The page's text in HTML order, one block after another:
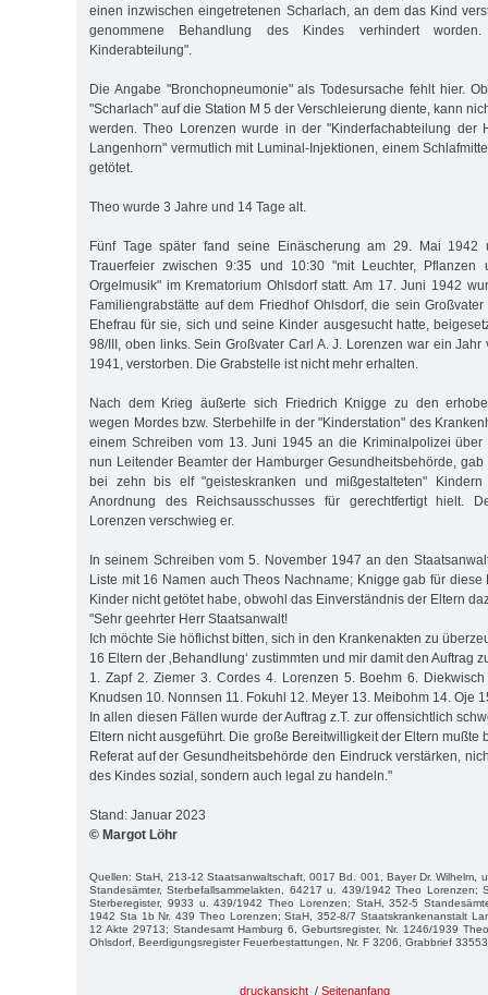
einen inzwischen eingetretenen Scharlach, an dem das Kind
genommene Behandlung des Kindes verhindert
Kinderabteilung".
Die Angabe "Bronchopneumonie" als Todesursache fehlt hier.
"Scharlach" auf die Station M 5 der Verschleierung diente, kann
werden. Theo Lorenzen wurde in der "Kinderfachabteilung der
Langenhorn" vermutlich mit Luminal-Injektionen, einem
getötet.
Theo wurde 3 Jahre und 14 Tage alt.
Fünf Tage später fand seine Einäscherung am 29. Mai
Trauerfeier zwischen 9:35 und 10:30 "mit Leuchter, Pflanzen
Orgelmusik" im Krematorium Ohlsdorf statt. Am 17. Juni 1942
Familiengrabstätte auf dem Friedhof Ohlsdorf, die sein
Ehefrau für sie, sich und seine Kinder ausgesucht hatte,
98/III, oben links. Sein Großvater Carl A. J. Lorenzen war ein Jahr
1941, verstorben. Die Grabstelle ist nicht mehr erhalten.
Nach dem Krieg äußerte sich Friedrich Knigge zu den
wegen Mordes bzw. Sterbehilfe in der "Kinderstation" des
einem Schreiben vom 13. Juni 1945 an die Kriminalpolizei über
nun Leitender Beamter der Hamburger Gesundheitsbehörde,
bei zehn bis elf "geisteskranken und mißgestalteten"
Anordnung des Reichsausschusses für gerechtfertigt hielt.
Lorenzen verschwieg er.
In seinem Schreiben vom 5. November 1947 an den
Liste mit 16 Namen auch Theos Nachname; Knigge gab für
Kinder nicht getötet habe, obwohl das Einverständnis der Eltern
"Sehr geehrter Herr Staatsanwalt!
Ich möchte Sie höflichst bitten, sich in den Krankenakten zu
16 Eltern der ‚Behandlung‘ zustimmten und mir damit den Auftrag
1. Zapf 2. Ziemer 3. Cordes 4. Lorenzen 5. Boehm 6.
Knudsen 10. Nonnsen 11. Fokuhl 12. Meyer 13. Meibohm 14. Oje
In allen diesen Fällen wurde der Auftrag z.T. zur offensichtlich
Eltern nicht ausgeführt. Die große Bereitwilligkeit der Eltern mußte
Referat auf der Gesundheitsbehörde den Eindruck verstärken,
des Kindes sozial, sondern auch legal zu handeln."
Stand: Januar 2023
© Margot Löhr
Quellen: StaH, 213-12 Staatsanwaltschaft, 0017 Bd. 001, Bayer Dr. Wilhelm,
Standesämter, Sterbefallsammelakten, 64217 u. 439/1942 Theo Lorenzen;
Sterberegister, 9933 u. 439/1942 Theo Lorenzen; StaH, 352-5
1942 Sta 1b Nr. 439 Theo Lorenzen; StaH, 352-8/7 Staatskrankenanstalt
12 Akte 29713; Standesamt Hamburg 6, Geburtsregister, Nr. 1246/1939
Ohlsdorf, Beerdigungsregister Feuerbestattungen, Nr. F 3206, Grabbrief
druckansicht / Seitenanfang